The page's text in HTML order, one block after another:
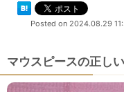
Posted on 2024.08.29
マウスピースの正し